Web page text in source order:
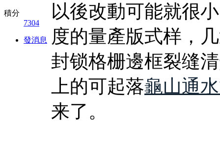
積分
7304
發消息
以後改動可能就很
度的量產版式样，
封锁格栅邊框裂缝
上的可起落龜山通
来了。